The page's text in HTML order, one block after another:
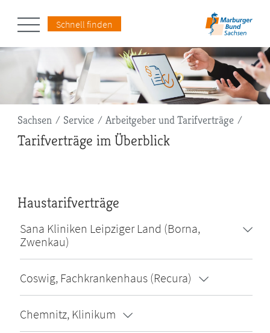
Schnell finden
Pfadnavigation
Sachsen Service Arbeitgeber und Tarifverträge
Tarifverträge im Überblick
Haustarifverträge
Sana Kliniken Leipziger Land (Borna,
Zwenkau)
Coswig, Fachkrankenhaus (Recura)
Chemnitz, Klinikum